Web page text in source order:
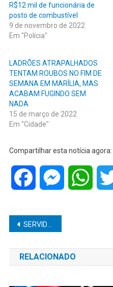
R$12 mil de funcionária de
posto de combustível
9 de novembro de 2022
Em "Polícia"
LADRÕES ATRAPALHADOS
TENTAM ROUBOS NO FIM DE
SEMANA EM MARÍLIA, MAS
ACABAM FUGINDO SEM
NADA
15 de março de 2022
Em "Cidade"
Compartilhar esta notícia agora:
Facebook Messenger
Navegação
de
Post
SERVIDORES FAZEM LIVE, PASSEADA E MOBILIZAÇÃO NA CÂMARA MUNICIPAL
RELACIONADO